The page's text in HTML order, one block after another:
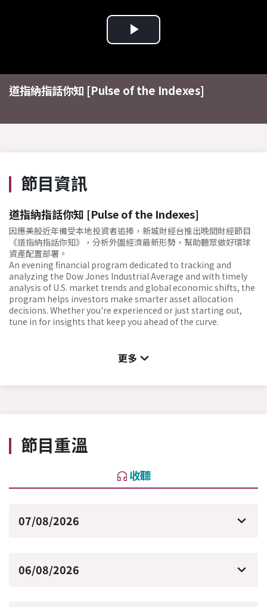
Play
Video
道指納指話你知 [Pulse of the Indexes]
節目資訊
道指納指話你知 [Pulse of the Indexes]
因應美股近年備受本地投資者追捧，新城財經台推出晚間財經節目
《道指納指話你知》，分析外圍經濟最新形勢，幫助聽眾做好環球
資產配置部署。
An evening financial program dedicated to tracking and
analyzing the Dow Jones Industrial Average and with timely
analysis of U.S. market trends and global economic shifts, the
program helps investors make smarter asset allocation
decisions. Whether you're experienced or just starting out,
tune in for insights that keep you ahead of the curve.
更多
節目重溫
收聽
07/08/2026
06/08/2026